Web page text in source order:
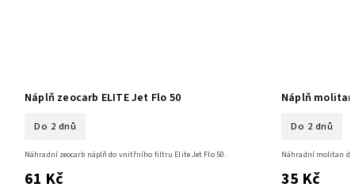
Náplň zeocarb ELITE Jet Flo 50
Do 2 dnů
61 Kč
Náhradní zeocarb náplň do vnitřního filtru Elite Jet Flo 50.
Náplň molitan
Do 2 dnů
35 Kč
Náhradní molitan